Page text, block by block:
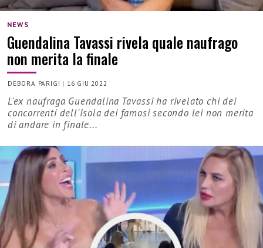
NEWS
Guendalina Tavassi rivela quale naufrago
non merita la finale
DEBORA PARIGI | 16 GIU 2022
L'ex naufraga Guendalina Tavassi ha rivelato chi dei
concorrenti dell'Isola dei famosi secondo lei non merita
di andare in finale...